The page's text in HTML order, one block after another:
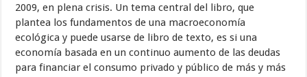
2009, en plena crisis. Un tema central del libro, que
plantea los fundamentos de una macroeconomía
ecológica y puede usarse de libro de texto, es si una
economía basada en un continuo aumento de las deudas
para financiar el consumo privado y público de más y más